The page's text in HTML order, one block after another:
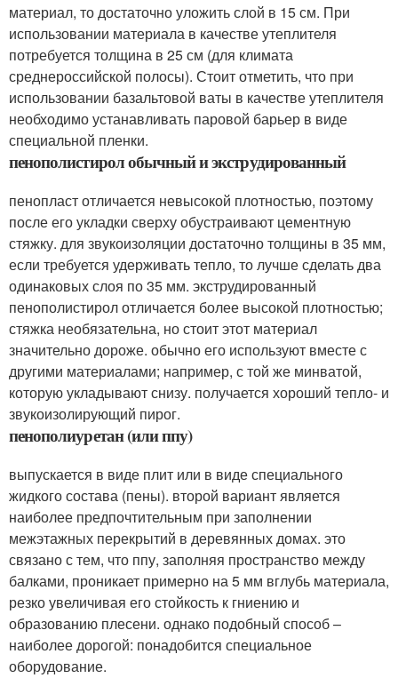
материал, то достаточно уложить слой в 15 см. При
использовании материала в качестве утеплителя
потребуется толщина в 25 см (для климата
среднероссийской полосы). Стоит отметить, что при
использовании базальтовой ваты в качестве утеплителя
необходимо устанавливать паровой барьер в виде
специальной пленки.
пенополистирол обычный и экструдированный
пенопласт отличается невысокой плотностью, поэтому
после его укладки сверху обустраивают цементную
стяжку. для звукоизоляции достаточно толщины в 35 мм,
если требуется удерживать тепло, то лучше сделать два
одинаковых слоя по 35 мм. экструдированный
пенополистирол отличается более высокой плотностью;
стяжка необязательна, но стоит этот материал
значительно дороже. обычно его используют вместе с
другими материалами; например, с той же минватой,
которую укладывают снизу. получается хороший тепло- и
звукоизолирующий пирог.
пенополиуретан (или ппу)
выпускается в виде плит или в виде специального
жидкого состава (пены). второй вариант является
наиболее предпочтительным при заполнении
межэтажных перекрытий в деревянных домах. это
связано с тем, что ппу, заполняя пространство между
балками, проникает примерно на 5 мм вглубь материала,
резко увеличивая его стойкость к гниению и
образованию плесени. однако подобный способ –
наиболее дорогой: понадобится специальное
оборудование.